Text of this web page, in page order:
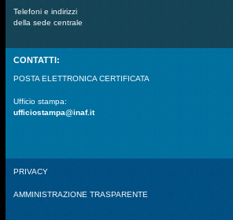
Telefoni e indirizzi
della sede centrale
CONTATTI:
POSTA ELETTRONICA CERTIFICATA
Ufficio stampa:
ufficiostampa@inaf.it
PRIVACY
AMMINISTRAZIONE TRASPARENTE